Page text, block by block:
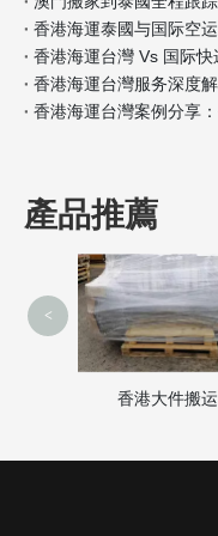
產品推薦
香港大件搬运
<